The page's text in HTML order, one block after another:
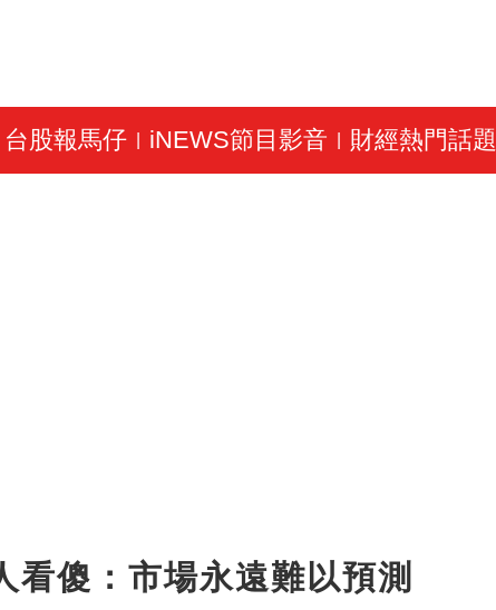
台股報馬仔| iNEWS節目影音 財經熱門話題
傻：市場永遠難以預測